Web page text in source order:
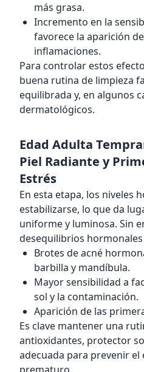
más grasa.
Incremento en la
favorece la aparición
inflamaciones.
Para controlar estos
buena rutina de limpieza
equilibrada y, en algunos
dermatológicos.
Edad Adulta
Piel Radiante y
Estrés
En esta etapa, los niveles
estabilizarse, lo que da
uniforme y luminosa. Sin
desequilibrios
Brotes de acné
barbilla y mandíbula.
Mayor sensibilidad a
sol y la contaminación.
Aparición de las
Es clave mantener una
antioxidantes, protector
adecuada para prevenir el